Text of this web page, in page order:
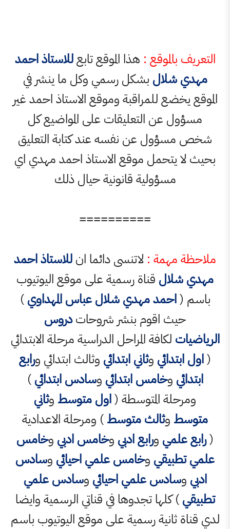
:هذا الموقع تابعللاستاذ احمد
بشكل رسمي وكل ما ينشر في
للمراقبة وموقع الاستاذ احمد غير
عن التعليقات على المواضيع كل
عن نفسه عند كتابة التعليق
موقع الاستاذ احمد مهدي اي
مسؤولية قانونية حيال ذلك
==========
:لاتنسى دائما انللاستاذ احمد
قناة رسمية على موقع اليوتيوب
احمد مهدي شلال عباس المهداوي)
اقوم بنشر شروحاتدروس
لكافة المراحل الدراسية مرحلة الابتدائي
وثاني ابتدائي وثالث ابتدائي ورابع
خامس ابتدائيوسادس ابتدائي)
المتوسطة (اول متوسطوثاني
ثالث متوسط) ومرحلة الاعدادية
ورابع ادبيو خامس ادبيوخامس
وخامس علمي احيائيوسادس
علمي احيائيوسادس علمي
تجدوها في قناتي الرسمية وايضا
رسمية على موقع اليوتيوب باسم